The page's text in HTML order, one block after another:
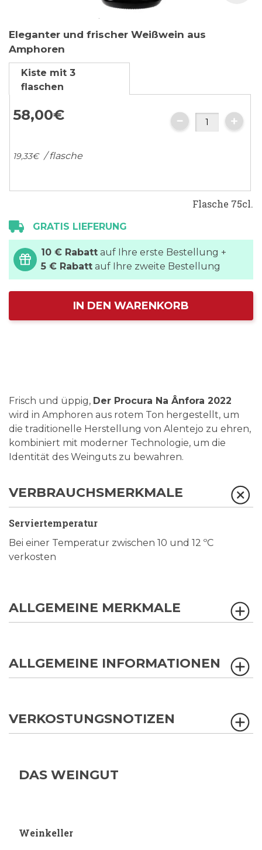
Anfang
der
Bildgalerie
springen
Eleganter und frischer Weißwein aus
Amphoren
Kiste mit 3
flaschen
58,00€
19,33€ / flasche
Flasche 75cl.
GRATIS LIEFERUNG
10 € Rabatt auf Ihre erste Bestellung +
5 € Rabatt auf Ihre zweite Bestellung
IN DEN WARENKORB
Frisch und üppig, Der Procura Na Ânfora 2022
wird in Amphoren aus rotem Ton hergestellt, um
die traditionelle Herstellung von Alentejo zu ehren,
kombiniert mit moderner Technologie, um die
Identität des Weinguts zu bewahren.
VERBRAUCHSMERKMALE
Serviertemperatur
Bei einer Temperatur zwischen 10 und 12 ºC
verkosten
ALLGEMEINE MERKMALE
ALLGEMEINE INFORMATIONEN
VERKOSTUNGSNOTIZEN
DAS WEINGUT
Weinkeller